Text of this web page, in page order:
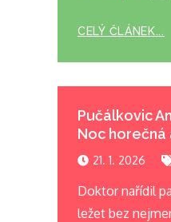
CELÝ ČLÁNEK...
Pučálkovic
Noc horečná
21. 1. 2026
Doktor nařídil
ležet bez